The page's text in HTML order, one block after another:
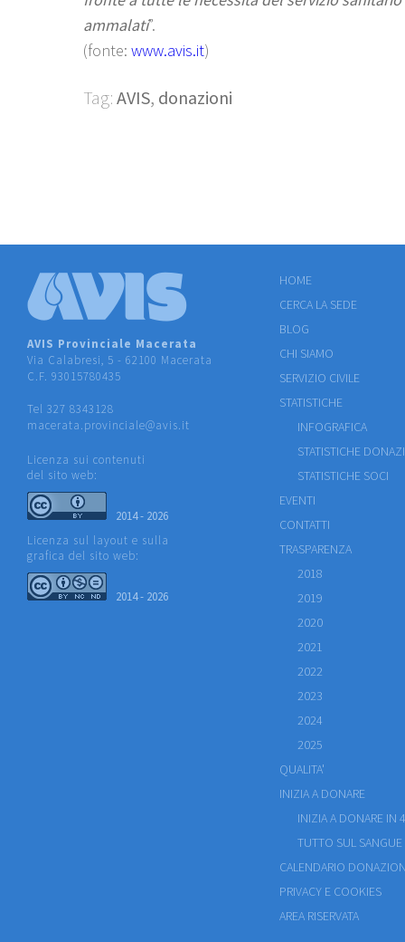
ammalati”.
(fonte: www.avis.it)
Tag: AVIS, donazioni
AVIS Provinciale Macerata
Via Calabresi, 5 - 62100 Macerata
C.F. 93015780435
Tel 327 8343128
macerata.provinciale@avis.it
Licenza sui contenuti
del sito web:
2014 - 2026
Licenza sul layout e sulla
grafica del sito web:
2014 - 2026
HOME
CERCA LA SEDE
BLOG
CHI SIAMO
SERVIZIO CIVILE
STATISTICHE
INFOGRAFICA
STATISTICHE
STATISTICHE SOCI
EVENTI
CONTATTI
TRASPARENZA
2018
2019
2020
2021
2022
2023
2024
2025
QUALITA'
INIZIA A DONARE
INIZIA A DONARE IN
TUTTO SUL SANGUE
CALENDARIO
PRIVACY E COOKIES
AREA RISERVATA